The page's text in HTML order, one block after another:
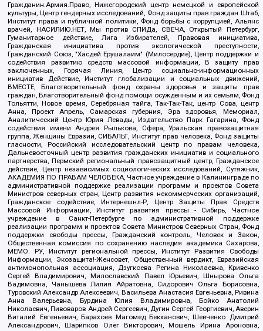
Гражданин.Армия.Право, Нижегородский центр немецкой и европейской
культуры, Центр гендерных исследований, Фонд защиты прав граждан Штаб,
Институт права и публичной политики, Фонд борьбы с коррупцией, Альянс
врачей, НАСИЛИЮ.НЕТ, Мы против СПИДа, СВЕЧА, Открытый Петербург,
Гуманитарное действие, Лига Избирателей, Правовая инициатива,
Гражданская инициатива против экологической преступности,
Гражданский Союз, "Хасдей Ерушалаим" (Милосердие), Центр поддержки и
содействия развитию средств массовой информации, В защиту прав
заключенных, Горячая Линия, Центр социально-информационных
инициатив Действие, Институт глобализации и социальных движений,
ВМЕСТЕ, Благотворительный фонд охраны здоровья и защиты прав
граждан, Благотворительный фонд помощи осужденным и их семьям, Фонд
Тольятти, Новое время, Серебряная тайга, Так-Так-Так, центр Сова, центр
Анна, Проект Апрель, Самарская губерния, Эра здоровья, Мемориал,
Аналитический Центр Юрия Левады, Издательство Парк Гагарина, Фонд
содействия имени Андрея Рылькова, Сфера, Уральская правозащитная
группа, Женщины Евразии, СИБАЛЬТ, Институт прав человека, Фонд защиты
гласности, Российский исследовательский центр по правам человека,
Дальневосточный центр развития гражданских инициатив и социального
партнерства, Пермский региональный правозащитный центр, Гражданское
действие, Центр независимых социологических исследований, Сутяжник,
АКАДЕМИЯ ПО ПРАВАМ ЧЕЛОВЕКА, Частное учреждение в Калининграде по
административной поддержке реализации программ и проектов Совета
Министров северных стран, Центр развития некоммерческих организаций,
Гражданское содействие, Интернешнл-Р, Центр Защиты Прав Средств
Массовой Информации, Институт развития прессы - Сибирь, Частное
учреждение в Санкт-Петербурге по административной поддержке
реализации программ и проектов Совета Министров Северных Стран, Фонд
поддержки свободы прессы, Гражданский контроль, Человек и Закон,
Общественная комиссия по сохранению наследия академика Сахарова,
МЕМО. РУ, Институт региональной прессы, Институт Развития Свободы
Информации, Экозащита!-Женсовет, Общественный вердикт, Евразийская
антимонопольная ассоциация, Дзугкоева Регина Николаевна, Кривенко
Сергей Владимирович, Милославский Павел Юрьевич, Шнырова Ольга
Вадимовна, Чанышева Лилия Айратовна, Сидорович Ольга Борисовна,
Туровский Александр Алексеевич, Васильева Анастасия Евгеньевна, Ривина
Анна Валерьевна, Бурдина Юлия Владимировна, Бойко Анатолий
Николаевич, Пивоваров Андрей Сергеевич, Дугин Сергей Георгиевич, Аверин
Виталий Евгеньевич, Барахоев Магомед Бекханович, Шевченко Дмитрий
Александрович, Шарипков Олег Викторович, Мошель Ирина Ароновна,